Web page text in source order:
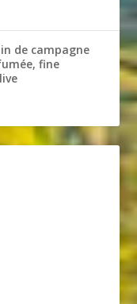
de campagne
fine